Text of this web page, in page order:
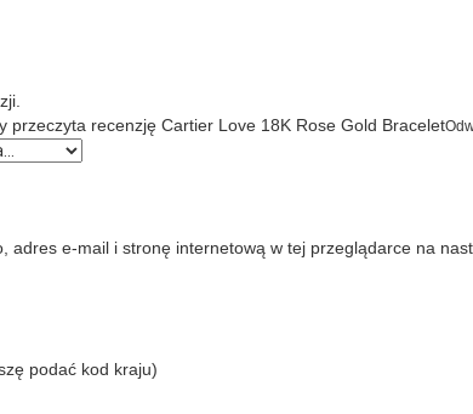
przeczyta recenzję Cartier Love 18K Rose Gold Bracelet
adres e-mail i stronę internetową w tej przeglądarce na
podać kod kraju)